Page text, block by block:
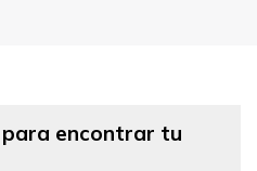
encontrar tu